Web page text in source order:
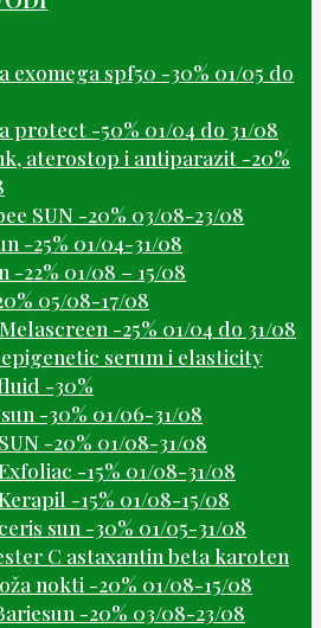
exomega spf50 -30% 01/05 do
protect -50% 01/04 do 31/08
aterostop i antiparazit -20%
SUN -20% 03/08-23/08
-25% 01/04-31/08
-22% 01/08 – 15/08
05/08-17/08
-25% 01/04 do 31/08
serum i elasticity
-30%
-30% 01/06-31/08
-20% 01/08-31/08
-15% 01/08-31/08
-15% 01/08-15/08
sun -30% 01/05-31/08
C astaxantin beta karoten
nokti -20% 01/08-15/08
-20% 03/08-23/08